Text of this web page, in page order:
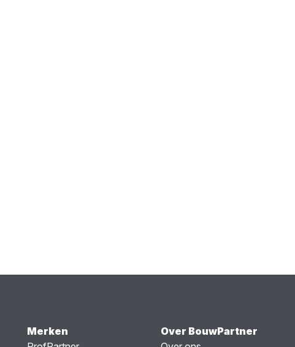
Merken
Over BouwPartner